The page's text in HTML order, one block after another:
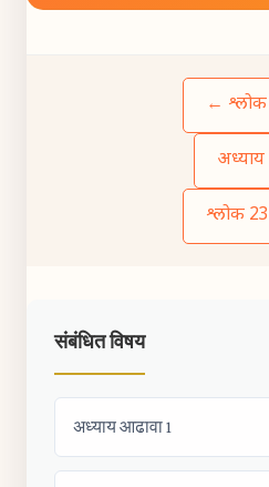
← श्लोक
अध्याय
श्लोक
संबंधित विषय
अध्याय आढावा 1